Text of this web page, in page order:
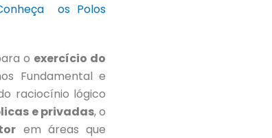
os Polos
o exercício do
Fundamental e
raciocínio lógico
e privadas, o
em áreas que